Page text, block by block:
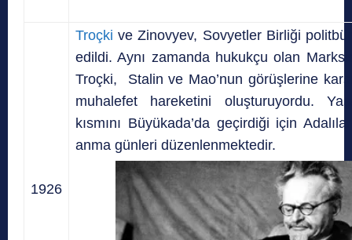
1926
Troçki ve Zinovyev, Sovyetler Birliği
edildi. Aynı zamanda hukukçu olan
Troçki, Stalin ve Mao’nun görüşlerine
muhalefet hareketini oluşturuyordu.
kısmını Büyükada’da geçirdiği için
anma günleri düzenlenmektedir.